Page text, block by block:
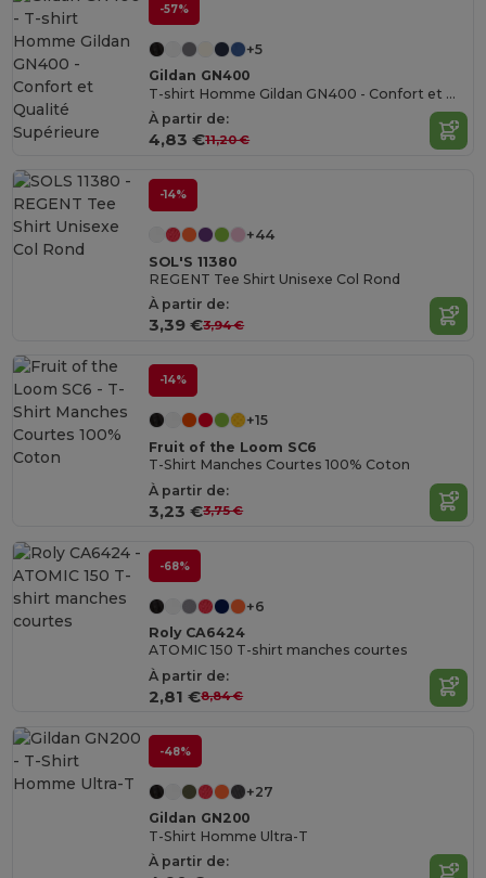
-57%
+5
Gildan GN400
T-shirt Homme Gildan GN400 - Confort et Qualité Supérieure
À partir de:
4,83 €11,20 €
-14%
+44
SOL'S 11380
REGENT Tee Shirt Unisexe Col Rond
À partir de:
3,39 €3,94 €
-14%
+15
Fruit of the Loom SC6
T-Shirt Manches Courtes 100% Coton
À partir de:
3,23 €3,75 €
-68%
+6
Roly CA6424
ATOMIC 150 T-shirt manches courtes
À partir de:
2,81 €8,84 €
-48%
+27
Gildan GN200
T-Shirt Homme Ultra-T
À partir de: